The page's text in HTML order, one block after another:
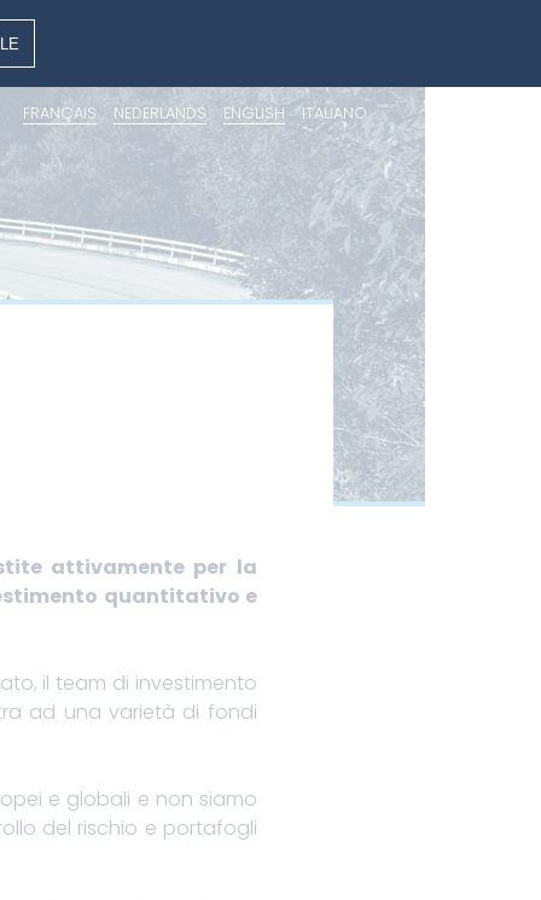
FRANÇAIS NEDERLANDS ENGLISH ITALIANO
attivamente per la
quantitativo e
il team di investimento
ad una varietà di fondi
e globali e non siamo
del rischio e portafogli